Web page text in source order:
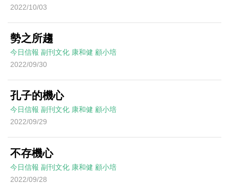
2022/10/03
勢之所趨
今日信報 副刊文化 康和健 顧小培
2022/09/30
孔子的機心
今日信報 副刊文化 康和健 顧小培
2022/09/29
不存機心
今日信報 副刊文化 康和健 顧小培
2022/09/28